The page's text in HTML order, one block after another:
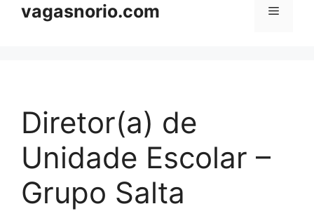
vagasnorio.com Menu
Diretor(a) de
Unidade Escolar –
Grupo Salta